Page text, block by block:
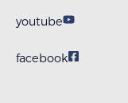
youtube
facebook